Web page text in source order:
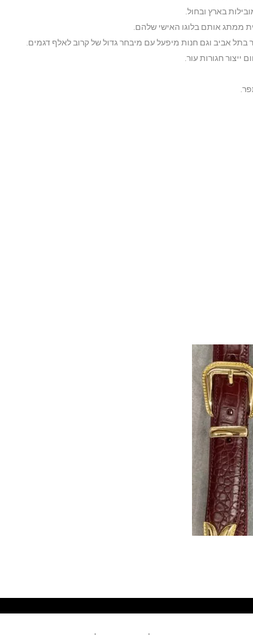
בארץ ובחול.
ממתג אותם בלוגו האישי שלהם.
בתל אביב וגם חנות מיפעל עם מיבחר גדול של קרוב לאלף דגמים.
ייצור חגורות עור.